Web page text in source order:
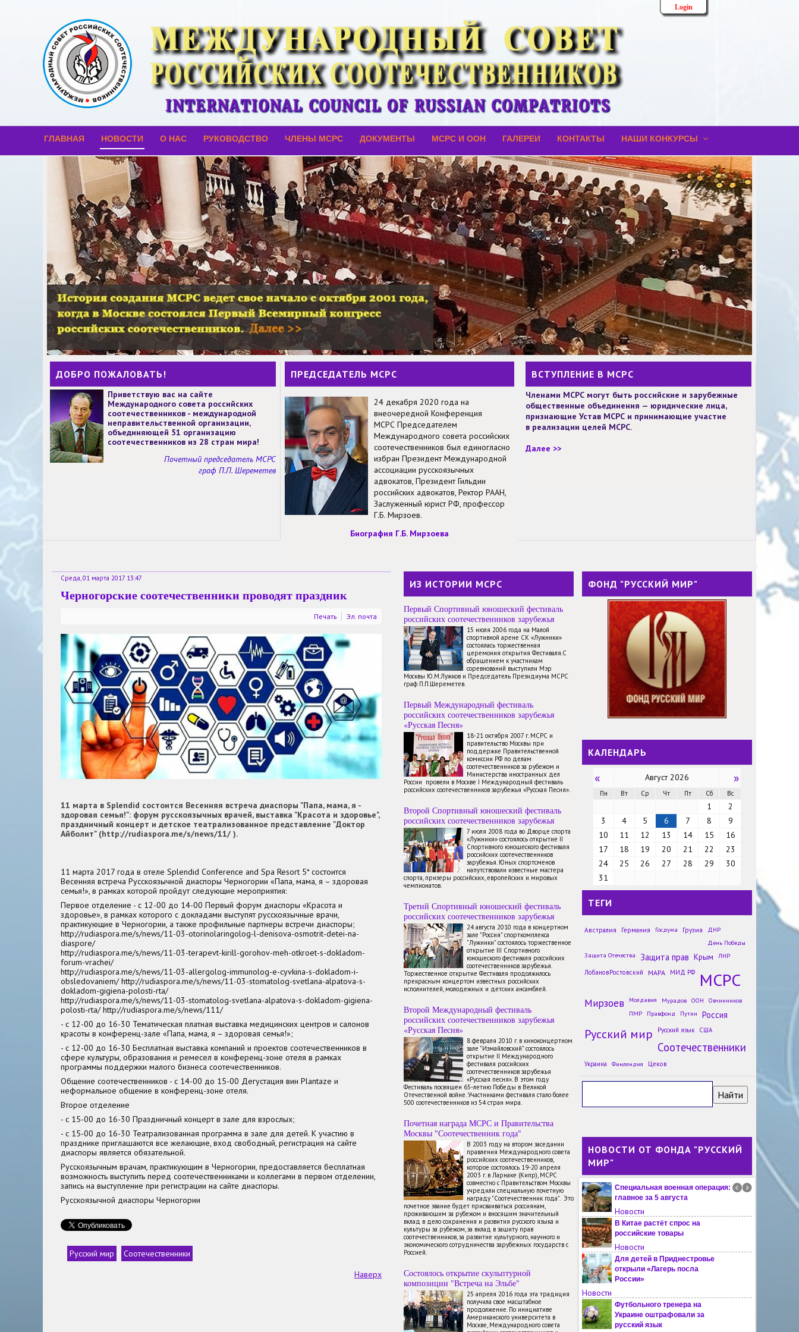
Login
ГЛАВНАЯ НОВОСТИ О НАС РУКОВОДСТВО ЧЛЕНЫ МСРС ДОКУМЕНТЫ МСРС И ООН ГАЛЕРЕИ КОНТАКТЫ НАШИ КОНКУРСЫ
ДОБРО ПОЖАЛОВАТЬ!
Приветствую вас на сайте
Международного совета российских
соотечественников - международной
неправительственной организации,
объединяющей 51 организацию
соотечественников из 28 стран мира!
Почетный председатель МСРС
граф П.П. Шереметев
ПРЕДСЕДАТЕЛЬ МСРС
24 декабря 2020 года на
внеочередной Конференция
МСРС Председателем
Международного совета российских
соотечественников был единогласно
избран Президент Международной
ассоциации русскоязычных
адвокатов, Президент Гильдии
российских адвокатов, Ректор РААН,
Заслуженный юрист РФ, профессор
Г.Б. Мирзоев.
Биография Г.Б. Мирзоева
ВСТУПЛЕНИЕ В МСРС
Членами МСРС могут быть российские и зарубежные
общественные объединения — юридические лица,
признающие Устав МСРС и принимающие участие
в реализации целей МСРС.
Далее >>
Среда, 01 марта 2017 13:47
Черногорские соотечественники проводят праздник
Печать Эл. почта
11 марта в Splendid состоится Весенняя встреча диаспоры "Папа, мама, я -
здоровая семья!": форум русскоязычных врачей, выставка "Красота и здоровье",
праздничный концерт и детское театрализованное представление "Доктор
Айболит" (http://rudiaspora.me/s/news/11/ ).
11 марта 2017 года в отеле Splendid Conference and Spa Resort 5* cостоится
Весенняя встреча Русскоязычной диаспоры Черногории «Папа, мама, я – здоровая
семья!», в рамках которой пройдут следующие мероприятия:
Первое отделение - с 12-00 до 14-00 Первый форум диаспоры «Красота и
здоровье», в рамках которого с докладами выступят русскоязычные врачи,
практикующие в Черногории, а также профильные партнеры встречи диаспоры;
http://rudiaspora.me/s/news/11-03-otorinolaringolog-l-denisova-osmotrit-detei-na-
diaspore/
http://rudiaspora.me/s/news/11-03-terapevt-kirill-gorohov-meh-otkroet-s-dokladom-
forum-vrachei/
http://rudiaspora.me/s/news/11-03-allergolog-immunolog-e-cyvkina-s-dokladom-i-
obsledovaniem/ http://rudiaspora.me/s/news/11-03-stomatolog-svetlana-alpatova-s-
dokladom-gigiena-polosti-rta/
http://rudiaspora.me/s/news/11-03-stomatolog-svetlana-alpatova-s-dokladom-gigiena-
polosti-rta/ http://rudiaspora.me/s/news/111/
- с 12-00 до 16-30 Тематическая платная выставка медицинских центров и салонов
красоты в конференц-зале «Папа, мама, я – здоровая семья!»;
- с 12-00 до 16-30 Бесплатная выставка компаний и проектов соотечественников в
сфере культуры, образования и ремесел в конференц-зоне отеля в рамках
программы поддержки малого бизнеса соотечественников.
Общение соотечественников - с 14-00 до 15-00 Дегустация вин Plantaze и
неформальное общение в конференц-зоне отеля.
Второе отделение
- с 15-00 до 16-30 Праздничный концерт в зале для взрослых;
- с 15-00 до 16-30 Театрализованная программа в зале для детей. К участию в
празднике приглашаются все желающие, вход свободный, регистрация на сайте
диаспоры является обязательной.
Русскоязычным врачам, практикующим в Черногории, предоставляется бесплатная
возможность выступить перед соотечественниками и коллегами в первом отделении,
запись на выступление при регистрации на сайте диаспоры.
Русскоязычной диаспоры Черногории
Русский мир
Соотечественники
Наверх
ИЗ ИСТОРИИ МСРС
Первый Спортивный юношеский фестиваль
российских соотечественников зарубежья
15 июля 2006 года на Малой
спортивной арене СК «Лужники»
состоялась торжественная
церемония открытия Фестиваля.С
обращением к участникам
соревнований выступили Мэр
Москвы Ю.М.Лужков и Председатель Президиума МСРС
граф П.П.Шереметев.
Первый Международный фестиваль
российских соотечественников зарубежья
«Русская Песня»
18-21 октября 2007 г. МСРС и
правительство Москвы при
поддержке Правительственной
комиссии РФ по делам
соотечественников за рубежом и
Министерства иностранных дел
России провели в Москве I Международный фестиваль
российских соотечественников зарубежья «Русская Песня».
Второй Спортивный юношеский фестиваль
российских соотечественников зарубежья
7 июля 2008 года во Дворце спорта
«Лужники» состоялось открытие II
Спортивного юношеского фестиваля
российских соотечественников
зарубежья. Юных спортсменов
напутствовали известные мастера
спорта, призеры российских, европейских и мировых
чемпионатов.
Третий Спортивный юношеский фестиваль
российских соотечественников зарубежья
24 августа 2010 года в концертном
зале "Россия" спорткомплекса
"Лужники" состоялось торжественное
открытие III Спортивного
юношеского фестиваля российских
соотечественников зарубежья.
Торжественное открытие Фестиваля продолжилось
прекрасным концертом известных российских
исполнителей, молодежных и детских ансамблей.
Второй Международный фестиваль
российских соотечественников зарубежья
«Русская Песня»
8 февраля 2010 г. в киноконцертном
зале "Измайловский" состоялось
открытие II Международного
фестиваля российских
соотечественников зарубежья
«Русская песня». В этом году
Фестиваль посвящен 65-летию Победы в Великой
Отечественной войне. Участниками фестиваля стало более
500 соотечественников из 54 стран мира.
Почетная награда МСРС и Правительства
Москвы "Соотечественник года"
В 2003 году на втором заседании
правления Международного совета
российских соотечественников,
которое состоялось 19-20 апреля
2003 г. в Ларнаке (Кипр), МСРС
совместно с Правительством Москвы
учредили специальную почетную
награду "Соотечественник года". Это
почетное звание будет присваиваться россиянам,
проживающим за рубежом и вносящим значительный
вклад в дело сохранения и развития русского языка и
культуры за рубежом, за вклад в защиту прав
соотечественников, за развитие культурного, научного и
экономического сотрудничества зарубежных государств с
Россией.
Состоялось открытие скульптурной
композиции "Встреча на Эльбе"
25 апреля 2016 года эта традиция
получила свое масштабное
продолжение. По инициативе
Американского университета в
Москве, Международного совета
ФОНД "РУССКИЙ МИР"
КАЛЕНДАРЬ
« Август 2026 »
Пн Вт Ср Чт Пт Сб Вс
1
2
3
4 5 6 7 8
9
10
11 12 13 14 15
16
17
18 19 20 21 22
23
24
25 26 27 28 29
30
31
ТЕГИ
Австралия Германия Госдума Грузия
ДНР
День Победы
Защита Отечества Защита прав Крым
ЛНР
ЛобановРостовский
МАРА МИД РФ МСРС
Мирзоев Молдавия Мурадов ООН
Овчинников
ПМР
Правфонд Путин Россия
Русский мир Русский язык США
Соотечественники
Украина Финляндия Цеков
НОВОСТИ ОТ ФОНДА "РУССКИЙ
МИР"
Участники международной
экспедиции «Ледокол знаний»
отправились на Северный
Победители конкурса «Моя
семья в истории» учатся в
Москве
Русисты из-за рубежа проходят
обучение в летней школе в
Иркутске
Посол Пакистана назвал
Новости
Фотовыставка о России
Новости
Специальная военная операция:
главное за 5 августа
Новости
В Китае растёт спрос на
российские товары
Новости
Для детей в Приднестровье
открыли «Лагерь посла
России»
Новости
Футбольного тренера на
Украине оштрафовали за
русский язык